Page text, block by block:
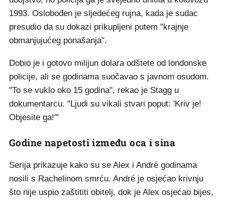
1993. Oslobođen je sljedećeg rujna, kada je sudac
presudio da su dokazi prikupljeni putem "krajnje
obmanjujućeg ponašanja".
Dobio je i gotovo milijun dolara odštete od londonske
policije, ali se godinama suočavao s javnom osudom.
"To se vuklo oko 15 godina", rekao je Stagg u
dokumentarcu. "Ljudi su vikali stvari poput: 'Kriv je!
Objesite ga!'"
Godine napetosti između oca i sina
Serija prikazuje kako su se Alex i André godinama
nosili s Rachelinom smrću. André je osjećao krivnju
što nije uspio zaštititi obitelj, dok je Alex osjećao bijes,